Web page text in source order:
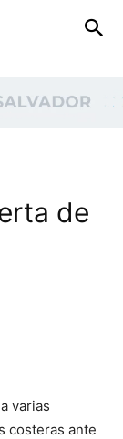
de
varias
costeras ante